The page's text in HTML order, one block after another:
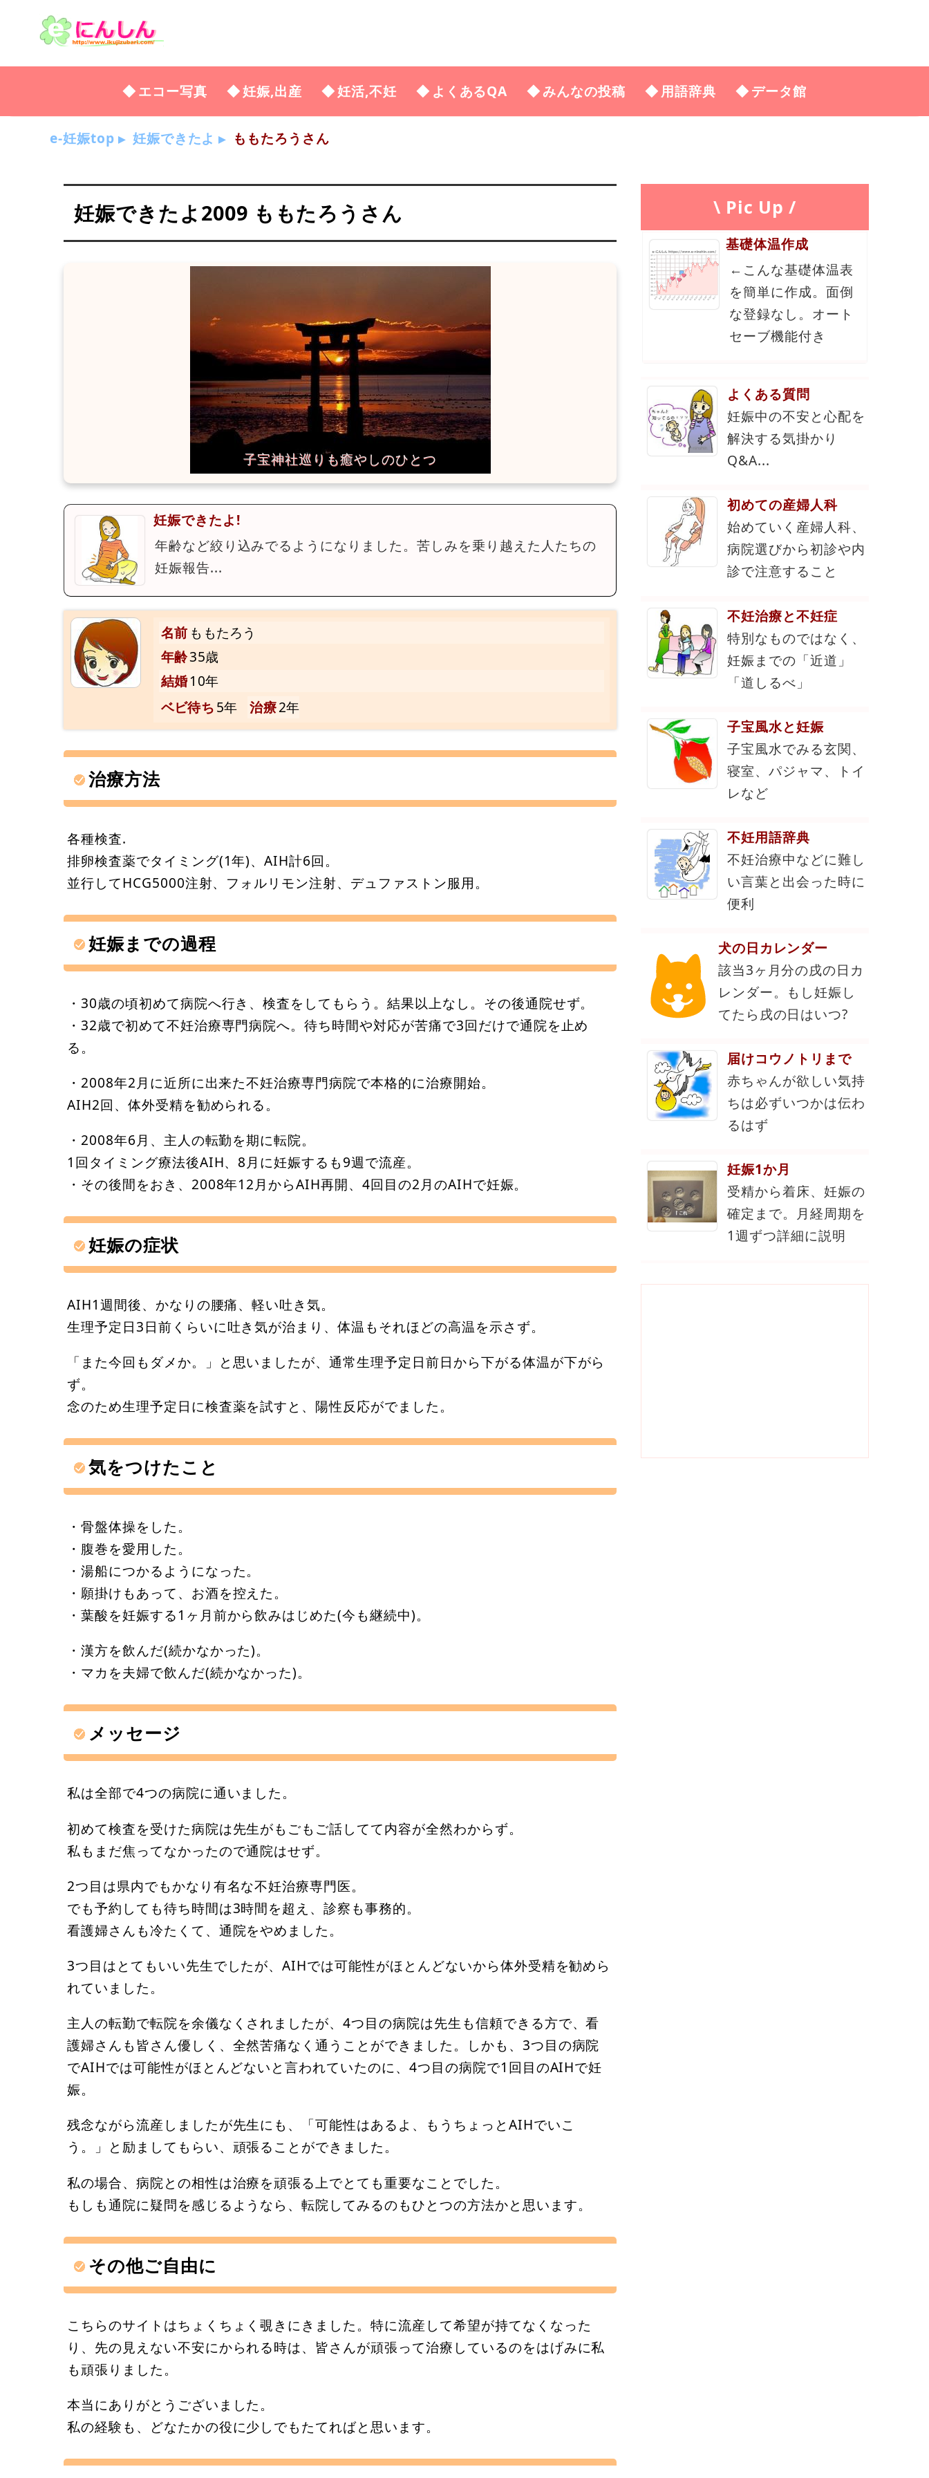
エコー写真 妊娠,出産 妊活,不妊 よくあるQA みんなの投稿 用語辞典 データ館
e-妊娠top 妊娠できたよ ももたろうさん
妊娠できたよ2009 ももたろうさん
妊娠できたよ!
年齢など絞り込みでるようになりました。苦しみを乗り越えた人たちの
妊娠報告...
名前 ももたろう
年齢35歳
結婚10年
ベビ待ち5年 治療2年
治療方法
各種検査.
排卵検査薬でタイミング(1年)、AIH計6回。
並行してHCG5000注射、フォルリモン注射、デュファストン服用。
妊娠までの過程
・30歳の頃初めて病院へ行き、検査をしてもらう。結果以上なし。その後通院せず。
・32歳で初めて不妊治療専門病院へ。待ち時間や対応が苦痛で3回だけで通院を止め
る。
・2008年2月に近所に出来た不妊治療専門病院で本格的に治療開始。
AIH2回、体外受精を勧められる。
・2008年6月、主人の転勤を期に転院。
1回タイミング療法後AIH、8月に妊娠するも9週で流産。
・その後間をおき、2008年12月からAIH再開、4回目の2月のAIHで妊娠。
妊娠の症状
AIH1週間後、かなりの腰痛、軽い吐き気。
生理予定日3日前くらいに吐き気が治まり、体温もそれほどの高温を示さず。
「また今回もダメか。」と思いましたが、通常生理予定日前日から下がる体温が下がら
ず。
念のため生理予定日に検査薬を試すと、陽性反応がでました。
気をつけたこと
・骨盤体操をした。
・腹巻を愛用した。
・湯船につかるようになった。
・願掛けもあって、お酒を控えた。
・葉酸を妊娠する1ヶ月前から飲みはじめた(今も継続中)。
・漢方を飲んだ(続かなかった)。
・マカを夫婦で飲んだ(続かなかった)。
メッセージ
私は全部で4つの病院に通いました。
初めて検査を受けた病院は先生がもごもご話してて内容が全然わからず。
私もまだ焦ってなかったので通院はせず。
2つ目は県内でもかなり有名な不妊治療専門医。
でも予約しても待ち時間は3時間を超え、診察も事務的。
看護婦さんも冷たくて、通院をやめました。
3つ目はとてもいい先生でしたが、AIHでは可能性がほとんどないから体外受精を勧めら
れていました。
主人の転勤で転院を余儀なくされましたが、4つ目の病院は先生も信頼できる方で、看
護婦さんも皆さん優しく、全然苦痛なく通うことができました。しかも、3つ目の病院
でAIHでは可能性がほとんどないと言われていたのに、4つ目の病院で1回目のAIHで妊
娠。
残念ながら流産しましたが先生にも、「可能性はあるよ、もうちょっとAIHでいこ
う。」と励ましてもらい、頑張ることができました。
私の場合、病院との相性は治療を頑張る上でとても重要なことでした。
もしも通院に疑問を感じるようなら、転院してみるのもひとつの方法かと思います。
その他ご自由に
こちらのサイトはちょくちょく覗きにきました。特に流産して希望が持てなくなった
り、先の見えない不安にかられる時は、皆さんが頑張って治療しているのをはげみに私
も頑張りました。
本当にありがとうございました。
私の経験も、どなたかの役に少しでもたてればと思います。
\ Pic Up /
基礎体温作成
←こんな基礎体温表
を簡単に作成。面倒
な登録なし。オート
セーブ機能付き
よくある質問
妊娠中の不安と心配を
解決する気掛かり
Q&A...
初めての産婦人科
始めていく産婦人科、
病院選びから初診や内
診で注意すること
不妊治療と不妊症
特別なものではなく、
妊娠までの「近道」
「道しるべ」
子宝風水と妊娠
子宝風水でみる玄関、
寝室、パジャマ、トイ
レなど
不妊用語辞典
不妊治療中などに難し
い言葉と出会った時に
便利
犬の日カレンダー
該当3ヶ月分の戌の日カ
レンダー。もし妊娠し
てたら戌の日はいつ?
届けコウノトリまで
赤ちゃんが欲しい気持
ちは必ずいつかは伝わ
るはず
妊娠1か月
受精から着床、妊娠の
確定まで。月経周期を
1週ずつ詳細に説明